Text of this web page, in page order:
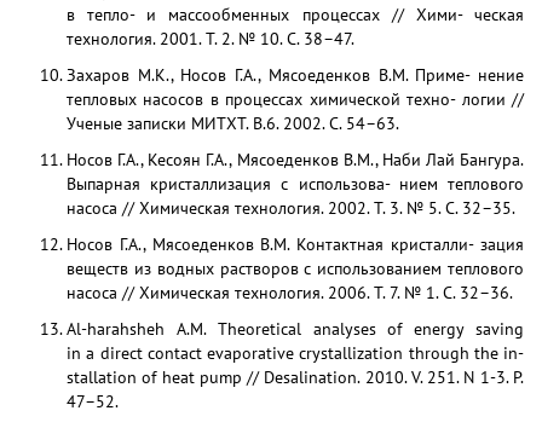
в тепло- и массообменных процессах // Хими- ческая
технология. 2001. Т. 2. № 10. С. 38–47.
Захаров М.К., Носов Г.А., Мясоеденков В.М. Приме- нение
тепловых насосов в процессах химической техно- логии //
Ученые записки МИТХТ. В.6. 2002. С. 54–63.
Носов Г.А., Кесоян Г.А., Мясоеденков В.М., Наби Лай Бангура.
Выпарная кристаллизация с использова- нием теплового
насоса // Химическая технология. 2002. Т. 3. № 5. С. 32–35.
Носов Г.А., Мясоеденков В.М. Контактная кристалли- зация
веществ из водных растворов с использованием теплового
насоса // Химическая технология. 2006. Т. 7. № 1. C. 32–36.
Al-harahsheh A.M. Theoretical analyses of energy saving
in a direct contact evaporative crystallization through the in-
stallation of heat pump // Desalination. 2010. V. 251. N 1-3. Р.
47–52.